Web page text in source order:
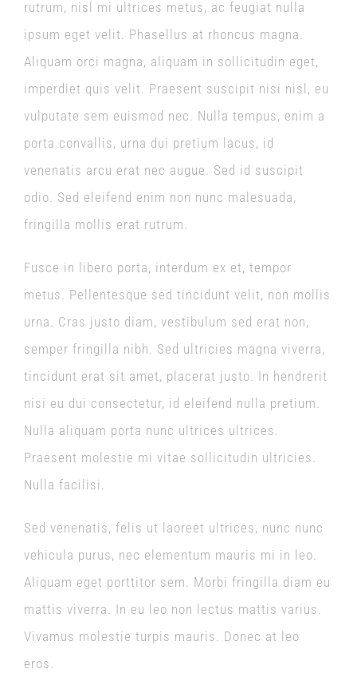
rutrum, nisl mi ultrices metus, ac feugiat nulla
ipsum eget velit. Phasellus at rhoncus magna.
Aliquam orci magna, aliquam in sollicitudin eget,
imperdiet quis velit. Praesent suscipit nisi nisl, eu
vulputate sem euismod nec. Nulla tempus, enim a
porta convallis, urna dui pretium lacus, id
venenatis arcu erat nec augue. Sed id suscipit
odio. Sed eleifend enim non nunc malesuada,
fringilla mollis erat rutrum.
Fusce in libero porta, interdum ex et, tempor
metus. Pellentesque sed tincidunt velit, non mollis
urna. Cras justo diam, vestibulum sed erat non,
semper fringilla nibh. Sed ultricies magna viverra,
tincidunt erat sit amet, placerat justo. In hendrerit
nisi eu dui consectetur, id eleifend nulla pretium.
Nulla aliquam porta nunc ultrices ultrices.
Praesent molestie mi vitae sollicitudin ultricies.
Nulla facilisi.
Sed venenatis, felis ut laoreet ultrices, nunc nunc
vehicula purus, nec elementum mauris mi in leo.
Aliquam eget porttitor sem. Morbi fringilla diam eu
mattis viverra. In eu leo non lectus mattis varius.
Vivamus molestie turpis mauris. Donec at leo
eros.